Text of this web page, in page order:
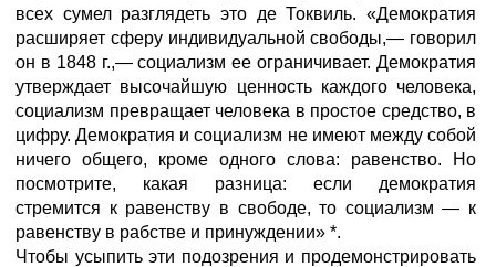
всех сумел разглядеть это де Токвиль. «Демократия
расширяет сферу индивидуальной свободы,— говорил
он в 1848 г.,— социализм ее ограничивает. Демократия
утверждает высочайшую ценность каждого человека,
социализм превращает человека в простое средство, в
цифру. Демократия и социализм не имеют между собой
ничего общего, кроме одного слова: равенство. Но
посмотрите, какая разница: если демократия
стремится к равенству в свободе, то социализм — к
равенству в рабстве и принуждении» *.
Чтобы усыпить эти подозрения и продемонстрировать